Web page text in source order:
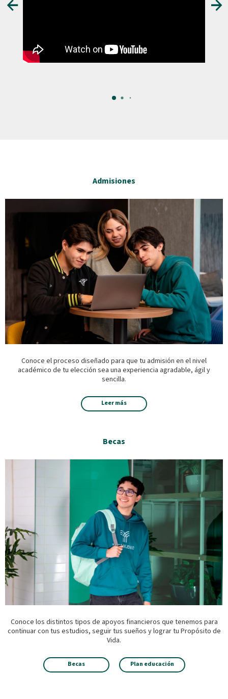
Admisiones
Conoce el proceso diseñado para que tu admisión en el nivel
académico de tu elección sea una experiencia agradable, ágil y
sencilla.
Leer más
Becas
Conoce los distintos tipos de apoyos financieros que tenemos para
continuar con tus estudios, seguir tus sueños y lograr tu Propósito de
Vida.
Becas Plan educación